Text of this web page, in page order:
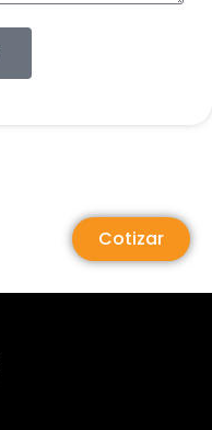
Cotizar